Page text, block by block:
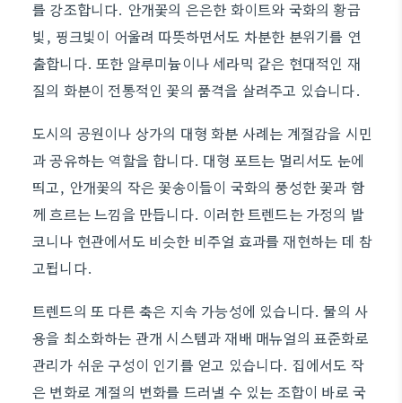
를 강조합니다. 안개꽃의 은은한 화이트와 국화의 황금
빛, 핑크빛이 어울려 따뜻하면서도 차분한 분위기를 연
출합니다. 또한 알루미늄이나 세라믹 같은 현대적인 재
질의 화분이 전통적인 꽃의 품격을 살려주고 있습니다.
도시의 공원이나 상가의 대형 화분 사례는 계절감을 시민
과 공유하는 역할을 합니다. 대형 포트는 멀리서도 눈에
띄고, 안개꽃의 작은 꽃송이들이 국화의 풍성한 꽃과 함
께 흐르는 느낌을 만듭니다. 이러한 트렌드는 가정의 발
코니나 현관에서도 비슷한 비주얼 효과를 재현하는 데 참
고됩니다.
트렌드의 또 다른 축은 지속 가능성에 있습니다. 물의 사
용을 최소화하는 관개 시스템과 재배 매뉴얼의 표준화로
관리가 쉬운 구성이 인기를 얻고 있습니다. 집에서도 작
은 변화로 계절의 변화를 드러낼 수 있는 조합이 바로 국